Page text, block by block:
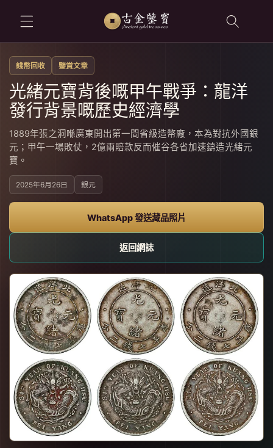
跳至內容
錢幣回收 鑒賞文章
光緒元寶背後嘅甲午戰爭：龍洋
發行背景嘅歷史經濟學
1889年張之洞喺廣東開出第一間省級造幣廠，本為對抗外國銀
元；甲午一場敗仗，2億兩賠款反而催谷各省加速鑄造光緒元
寶。
2025年6月26日 銀元
WhatsApp 發送藏品照片
返回網誌